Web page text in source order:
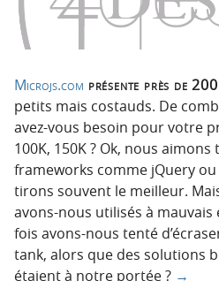
Microjs.com présente près de
petits mais costauds. De
avez-vous besoin pour votre
100K, 150K ? Ok, nous
frameworks comme jQuery
tirons souvent le meilleur.
avons-nous utilisés à mauvais
fois avons-nous tenté
tank, alors que des solutions
étaient à notre portée ? →